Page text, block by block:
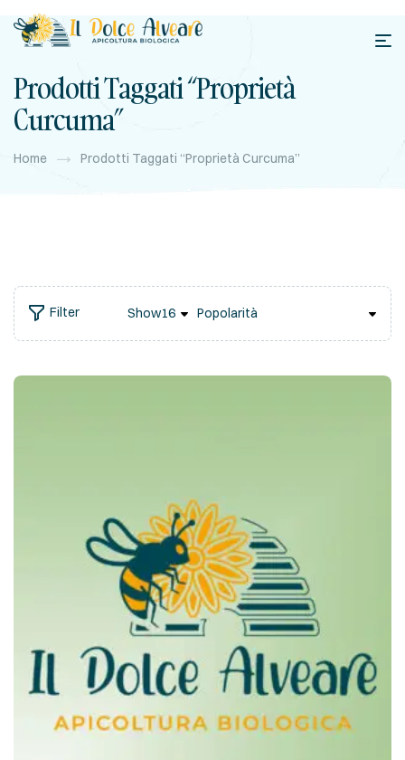
Prodotti Taggati “proprietà
Curcuma”
Home Prodotti Taggati “proprietà Curcuma”
Filter Show